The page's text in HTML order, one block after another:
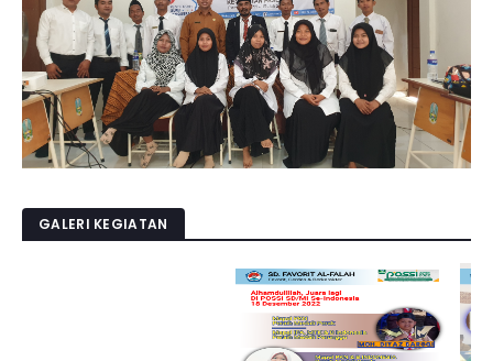
GALERI KEGIATAN